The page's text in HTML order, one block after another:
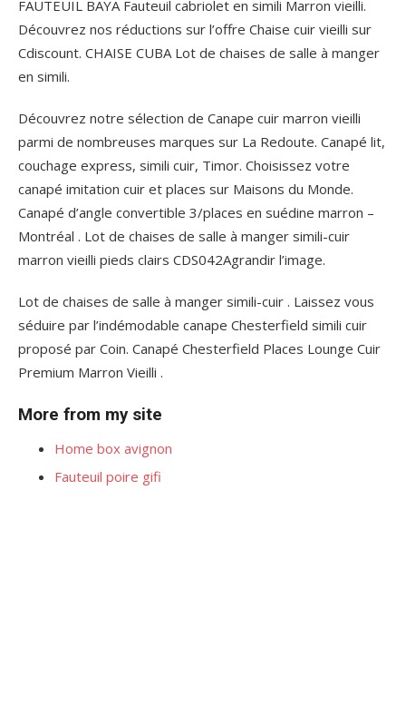
FAUTEUIL BAYA Fauteuil cabriolet en simili Marron vieilli.
Découvrez nos réductions sur l’offre Chaise cuir vieilli sur
Cdiscount. CHAISE CUBA Lot de chaises de salle à manger
en simili.
Découvrez notre sélection de Canape cuir marron vieilli
parmi de nombreuses marques sur La Redoute. Canapé lit,
couchage express, simili cuir, Timor. Choisissez votre
canapé imitation cuir et places sur Maisons du Monde.
Canapé d’angle convertible 3/places en suédine marron –
Montréal . Lot de chaises de salle à manger simili-cuir
marron vieilli pieds clairs CDS042Agrandir l’image.
Lot de chaises de salle à manger simili-cuir . Laissez vous
séduire par l’indémodable canape Chesterfield simili cuir
proposé par Coin. Canapé Chesterfield Places Lounge Cuir
Premium Marron Vieilli .
More from my site
Home box avignon
Fauteuil poire gifi